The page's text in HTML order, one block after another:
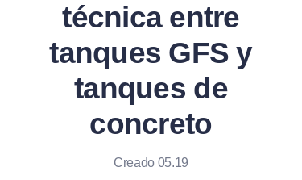
técnica entre
tanques GFS y
tanques de
concreto
Creado 05.19
Solicitar cotización